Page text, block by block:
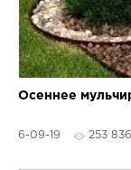
Осеннее
6-09-19 253 836